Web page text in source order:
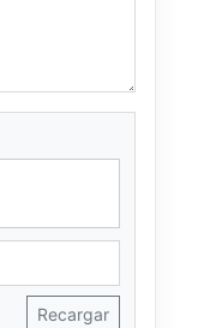
Recargar